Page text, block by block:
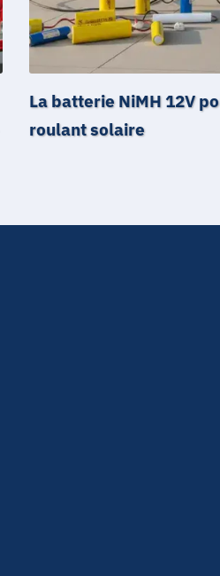
La batterie NiMH 12V
roulant solaire